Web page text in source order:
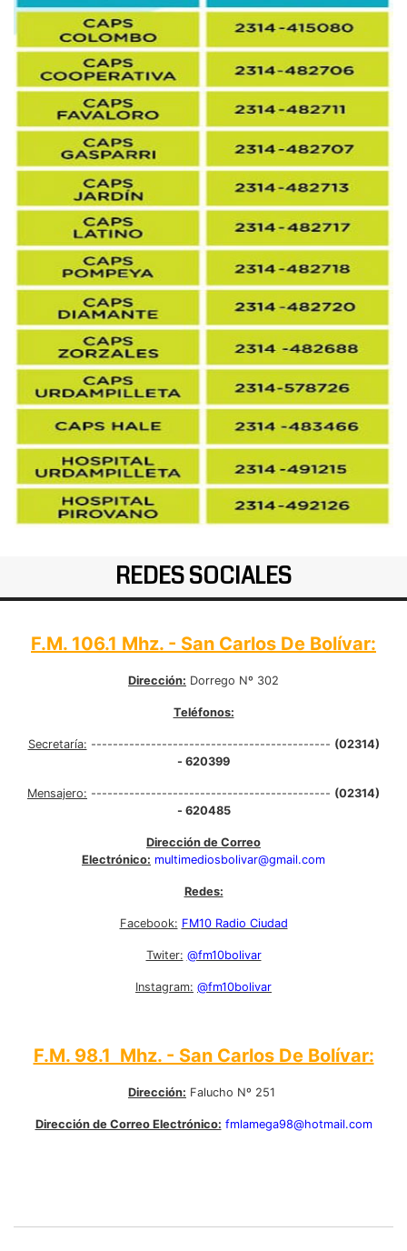
REDES SOCIALES
F.M. 106.1 Mhz. - San Carlos De Bolívar:
Dirección: Dorrego Nº 302
Teléfonos:
Secretaría: -------------------------------------------- (02314)
- 620399
Mensajero: -------------------------------------------- (02314)
- 620485
Dirección de Correo
Electrónico: multimediosbolivar@gmail.com
Redes:
Facebook: FM10 Radio Ciudad
Twiter: @fm10bolivar
Instagram: @fm10bolivar
F.M. 98.1 Mhz. - San Carlos De Bolívar:
Dirección: Falucho Nº 251
Dirección de Correo Electrónico: fmlamega98@hotmail.com